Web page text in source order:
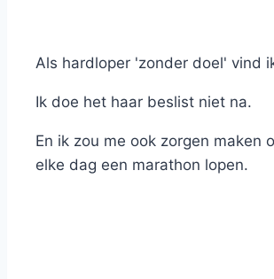
Als hardloper 'zonder doel' vind
Ik doe het haar beslist niet na.
En ik zou me ook zorgen
elke dag een marathon lopen.